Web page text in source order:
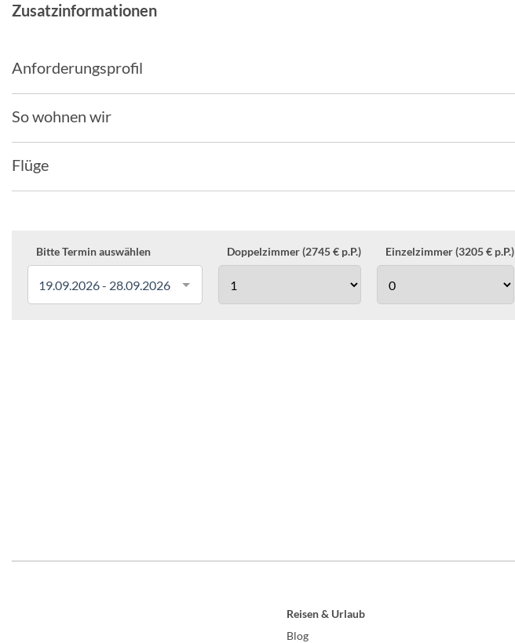
Zusatzinformationen
Anforderungsprofil
So wohnen wir
Flüge
Bitte Termin auswählen
19.09.2026 - 28.09.2026
Doppelzimmer (2745 € p.P.) Einzelzimmer (3205 € p.P.)
Reisen & Urlaub
Blog